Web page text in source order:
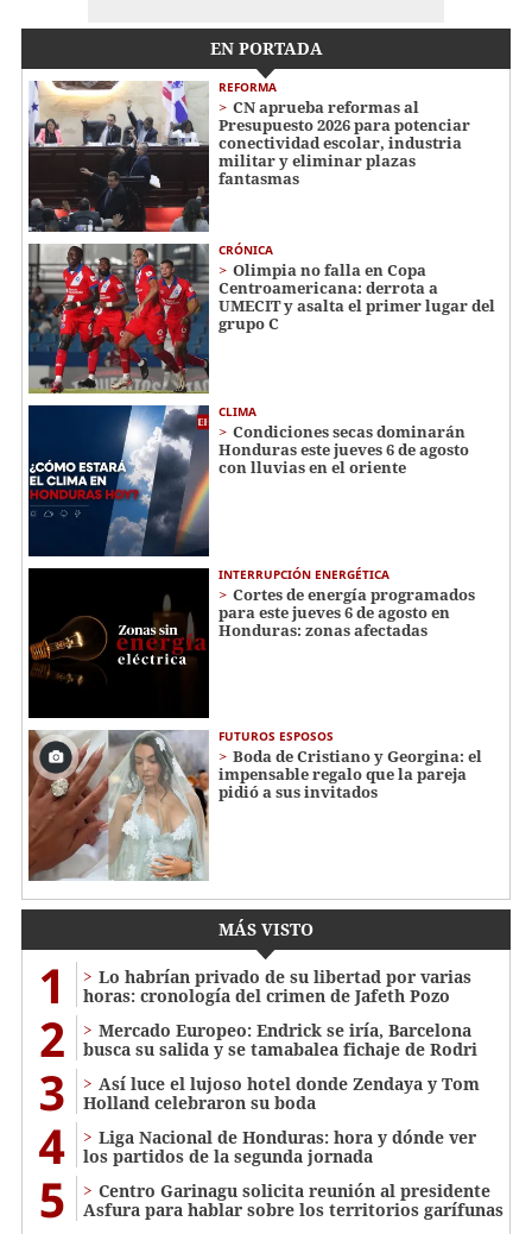
EN PORTADA
REFORMA
CN aprueba reformas al
Presupuesto 2026 para potenciar
conectividad escolar, industria
militar y eliminar plazas
fantasmas
CRÓNICA
Olimpia no falla en Copa
Centroamericana: derrota a
UMECIT y asalta el primer lugar del
grupo C
CLIMA
Condiciones secas dominarán
Honduras este jueves 6 de agosto
con lluvias en el oriente
INTERRUPCIÓN ENERGÉTICA
Cortes de energía programados
para este jueves 6 de agosto en
Honduras: zonas afectadas
FUTUROS ESPOSOS
Boda de Cristiano y Georgina: el
impensable regalo que la pareja
pidió a sus invitados
MÁS VISTO
1
Lo habrían privado de su libertad por varias
horas: cronología del crimen de Jafeth Pozo
2
Mercado Europeo: Endrick se iría, Barcelona
busca su salida y se tamabalea fichaje de Rodri
3
Así luce el lujoso hotel donde Zendaya y Tom
Holland celebraron su boda
4
Liga Nacional de Honduras: hora y dónde ver
los partidos de la segunda jornada
5
Centro Garinagu solicita reunión al presidente
Asfura para hablar sobre los territorios garífunas